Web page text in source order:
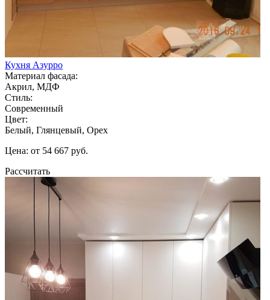
Кухня Азурро
Материал фасада:
Акрил, МДФ
Стиль:
Современный
Цвет:
Белый, Глянцевый, Орех
Цена: от 54 667 руб.
Рассчитать